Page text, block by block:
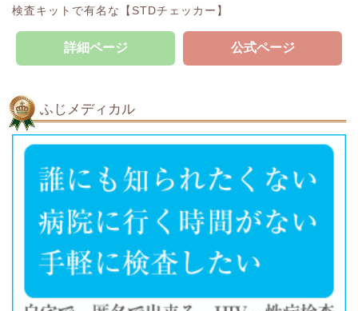
検査キットで有名な【STDチェッカー】
詳細ページ 公式ページ
ふじメディカル